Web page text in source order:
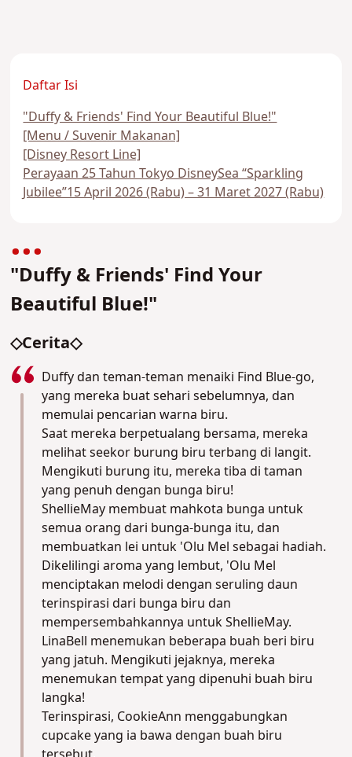
Daftar Isi
"Duffy & Friends' Find Your Beautiful Blue!"
[Menu / Suvenir Makanan]
[Disney Resort Line]
Perayaan 25 Tahun Tokyo DisneySea “Sparkling
Jubilee”15 April 2026 (Rabu) – 31 Maret 2027 (Rabu)
"Duffy & Friends' Find Your
Beautiful Blue!"
◇Cerita◇
Duffy dan teman-teman menaiki Find Blue-go,
yang mereka buat sehari sebelumnya, dan
memulai pencarian warna biru.
Saat mereka berpetualang bersama, mereka
melihat seekor burung biru terbang di langit.
Mengikuti burung itu, mereka tiba di taman
yang penuh dengan bunga biru!
ShellieMay membuat mahkota bunga untuk
semua orang dari bunga-bunga itu, dan
membuatkan lei untuk 'Olu Mel sebagai hadiah.
Dikelilingi aroma yang lembut, 'Olu Mel
menciptakan melodi dengan seruling daun
terinspirasi dari bunga biru dan
mempersembahkannya untuk ShellieMay.
LinaBell menemukan beberapa buah beri biru
yang jatuh. Mengikuti jejaknya, mereka
menemukan tempat yang dipenuhi buah biru
langka!
Terinspirasi, CookieAnn menggabungkan
cupcake yang ia bawa dengan buah biru